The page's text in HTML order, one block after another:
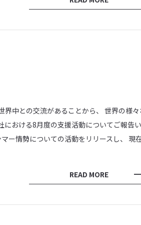
界中との交流があることから、 世界の様
における8月度の支援活動についてご報告
ー情勢についての活動をリリースし、 現
READ MORE